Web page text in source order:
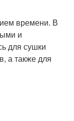
времени. В
и
для сушки
а также для